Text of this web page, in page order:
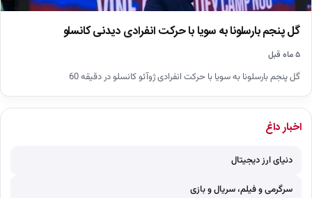
گل پنجم بارسلونا به سویا با حرکت انفرادی دیدنی کانسلو
۵ ماه قبل
گل پنجم بارسلونا به سویا با حرکت انفرادی ژوآئو کانسلو در دقیقه 60
اخبار داغ
دنیای ارز دیجیتال
سرگرمی و فیلم، سریال و بازی